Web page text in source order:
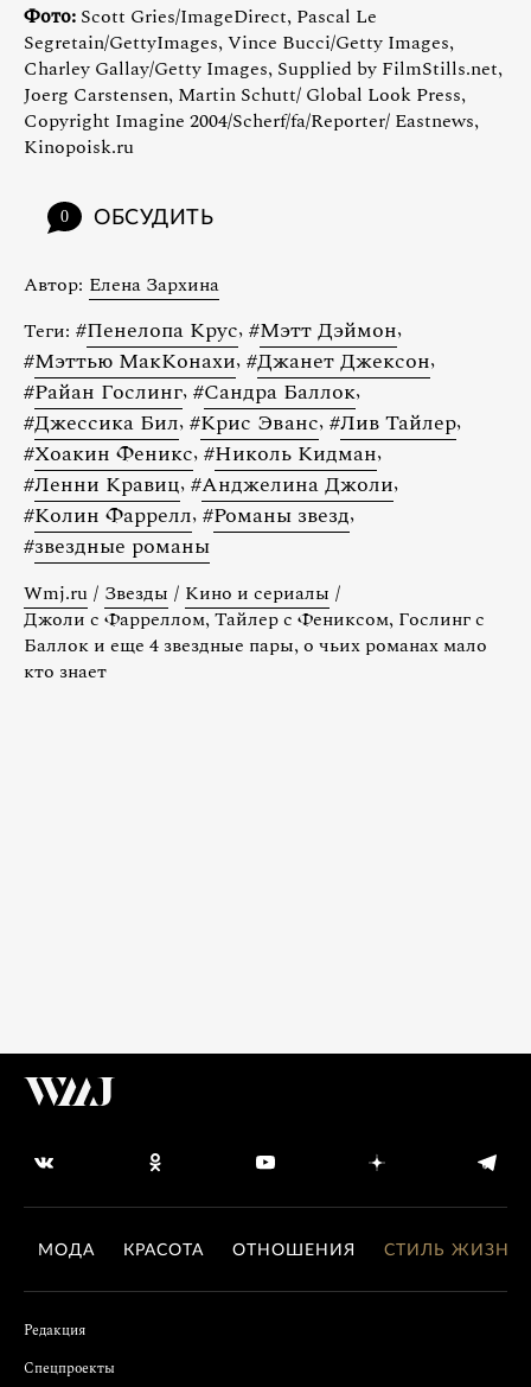
Фото: Scott Gries/ImageDirect, Pascal Le
Segretain/GettyImages, Vince Bucci/Getty Images,
Charley Gallay/Getty Images, Supplied by FilmStills.net,
Joerg Carstensen, Martin Schutt/ Global Look Press,
Copyright Imagine 2004/Scherf/fa/Reporter/ Eastnews,
Kinopoisk.ru
0 ОБСУДИТЬ
Автор: Елена Зархина
Теги: #Пенелопа Крус, #Мэтт Дэймон,
#Мэттью МакКонахи, #Джанет Джексон,
#Райан Гослинг, #Сандра Баллок,
#Джессика Бил, #Крис Эванс, #Лив Тайлер,
#Хоакин Феникс, #Николь Кидман,
#Ленни Кравиц, #Анджелина Джоли,
#Колин Фаррелл, #Романы звезд,
#звездные романы
Wmj.ru / Звезды / Кино и сериалы /
Джоли с Фарреллом, Тайлер с Фениксом, Гослинг с
Баллок и еще 4 звездные пары, о чьих романах мало
кто знает
МОДА КРАСОТА ОТНОШЕНИЯ СТИЛЬ ЖИЗНИ
Редакция
Спецпроекты